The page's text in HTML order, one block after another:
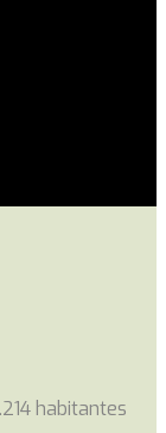
habitantes